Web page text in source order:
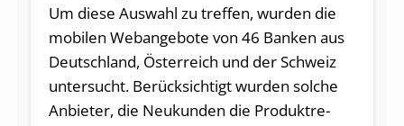
Um die­se Aus­wahl zu treffen, wur­den die
mobilen Web­angebo­te von 46 Banken aus
Deutsch­land, Öst­erreich und der Schweiz
un­tersucht. Berücksichtigt wur­den sol­che
Anbie­ter, die Neukun­den die Pro­dukt­re­